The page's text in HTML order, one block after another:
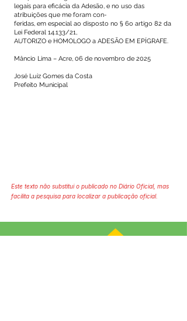
legais para eficácia da Adesão, e no uso das
atribuições que me foram con-
feridas, em especial ao disposto no § 6o artigo 82 da
Lei Federal 14.133/21,
AUTORIZO e HOMOLOGO a ADESÃO EM EPÍGRAFE.
Mâncio Lima – Acre, 06 de novembro de 2025
José Luiz Gomes da Costa
Prefeito Municipal
Este texto não substitui o publicado no Diário Oficial, mas
facilita a pesquisa para localizar a publicação oficial.